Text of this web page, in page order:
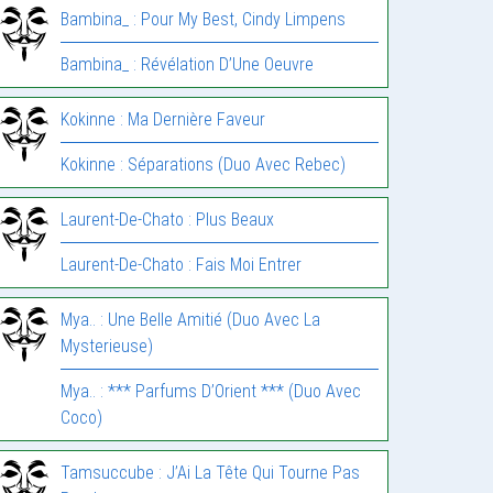
Bambina_ : Pour My Best, Cindy Limpens
Bambina_ : Révélation D’Une Oeuvre
Kokinne : Ma Dernière Faveur
Kokinne : Séparations (Duo Avec Rebec)
Laurent-De-Chato : Plus Beaux
Laurent-De-Chato : Fais Moi Entrer
Mya.. : Une Belle Amitié (Duo Avec La
Mysterieuse)
Mya.. : *** Parfums D’Orient *** (Duo Avec
Coco)
Tamsuccube : J’Ai La Tête Qui Tourne Pas